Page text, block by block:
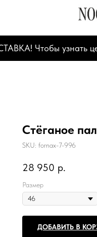
Чтобы узнать
Стёганое
SKU: fornax-7-996
28 950 р.
Размер
ДОБАВИТЬ В